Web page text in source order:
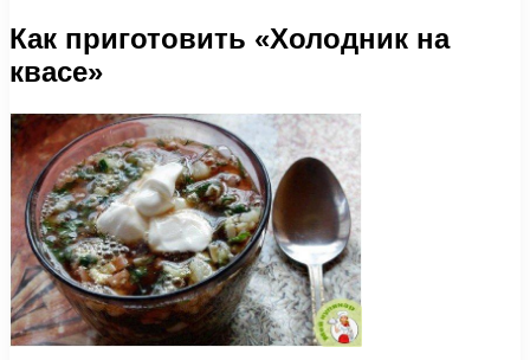
Как приготовить «Холодник на
квасе»